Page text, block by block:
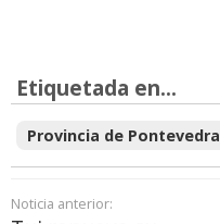
Etiquetada en...
Provincia de Pontevedra
Noticia anterior: